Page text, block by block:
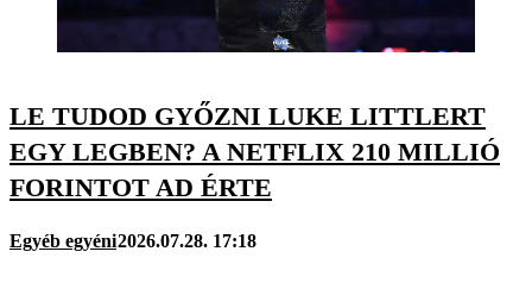
LE TUDOD GYŐZNI LUKE LITTLERT
EGY LEGBEN? A NETFLIX 210 MILLIÓ
FORINTOT AD ÉRTE
Egyéb egyéni2026.07.28. 17:18